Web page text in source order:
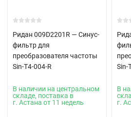
Ридан 009D2201R — Синус-
фильтр для
преобразователя частоты
Sin-T4-004-R
В наличии на центральном
складе, поставка в
г. Астана от 11 недель
Sin-
В
г.